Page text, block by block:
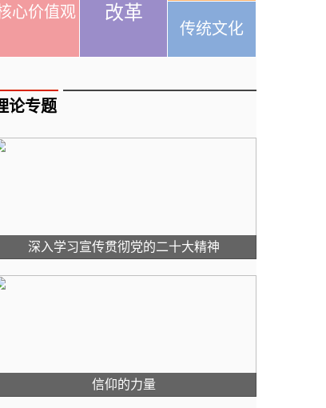
心价值观
改革
传统文化
论专题
深入学习宣传贯彻党的二十大精神
信仰的力量